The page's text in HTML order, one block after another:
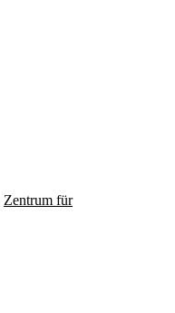
Zentrum für